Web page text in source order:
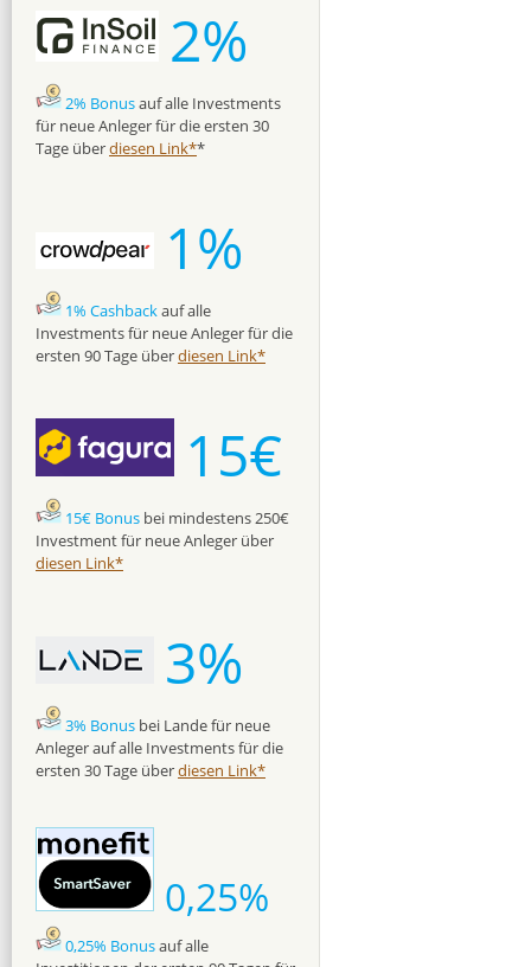
2%
2% Bonusauf alle Investments
für neue Anleger für die ersten 30
Tage überdiesen Link**
1%
1% Cashbackauf alle
Investments für neue Anleger für die
ersten 90 Tage überdiesen Link*
15€
15€ Bonus bei mindestens 250€
Investment für neue Anleger über
diesen Link*
3%
3% Bonus bei Lande für neue
Anleger auf alle Investments für die
ersten 30 Tage überdiesen Link*
0,25%
0,25% Bonusauf alle